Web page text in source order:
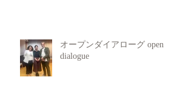
オープンダイアローグ open
dialogue